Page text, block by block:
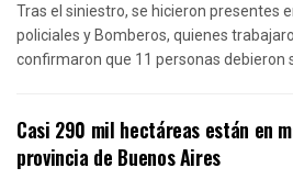
Tras el siniestro, se hicieron presentes
policiales y Bomberos, quienes
confirmaron que 11 personas debieron
Casi 290 mil hectáreas están en
provincia de Buenos Aires